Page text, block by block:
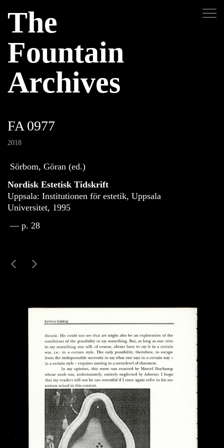
The
Fountain
Archives
FA 0977
2018
Sörbom, Göran (ed.)
Nordisk Estetisk Tidskrift
Uppsala: Institutionen för estetik, Uppsala
Universitet, 1995
— p. 28